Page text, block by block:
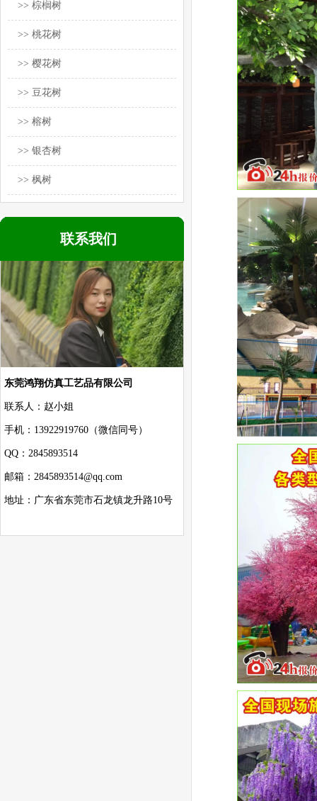
>> 棕榈树
>> 桃花树
>> 樱花树
>> 豆花树
>> 榕树
>> 银杏树
>> 枫树
联系我们
东莞鸿翔仿真工艺品有限公司
联系人：赵小姐
手机：13922919760（微信同号）
QQ：2845893514
邮箱：2845893514@qq.com
地址：广东省东莞市石龙镇龙升路10号